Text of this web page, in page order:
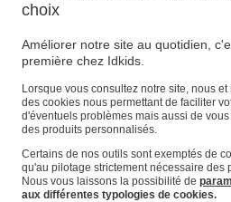
Produits suggérés
Vos informations personnelles
Suivre une commande
Magasin
Panier
Favoris
choix
Améliorer notre site au quotidien,
première chez Idkids.
Lorsque vous consultez notre site, nous et
des cookies nous permettant de faciliter
d'éventuels problèmes mais aussi de
des produits personnalisés.
Certains de nos outils sont exemptés de
qu'au pilotage strictement nécessaire des
Nous vous laissons la possibilité de
aux différentes typologies de cookies.